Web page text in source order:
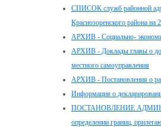
СПИСОК служб районной
Краснозоренского района на
АРХИВ - Социально-
АРХИВ - Доклады главы о
местного самоуправления
АРХИВ - Постановления о
Информация о
ПОСТАНОВЛЕНИЕ
определении границ,